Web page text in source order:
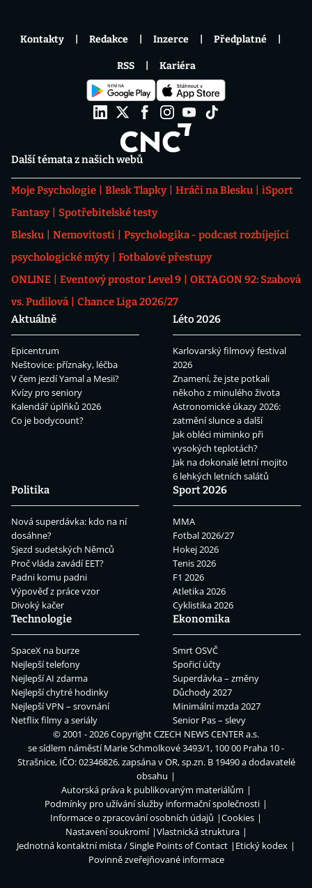
Další témata z našich webů
Moje Psychologie Blesk Tlapky Hráči na Blesku
iSport
Fantasy
Spotřebitelské testy
Blesku
Nemovitosti
Psychologika - podcast rozbíjející
psychologické mýty
Fotbalové přestupy
ONLINE
Eventový prostor Level 9
OKTAGON 92: Szabová
vs. Pudilová
Chance Liga 2026/27
Aktuálně
Epicentrum
Neštovice: příznaky, léčba
V čem jezdí Yamal a Mesii?
Kvízy pro seniory
Kalendář úplňků 2026
Co je bodycount?
Léto 2026
Karlovarský filmový festival
2026
Znamení, že jste potkali
někoho z minulého života
Astronomické úkazy 2026:
zatmění slunce a další
Jak obléci miminko při
vysokých teplotách?
Jak na dokonalé letní mojito
6 lehkých letních salátů
Politika
Nová superdávka: kdo na ní
dosáhne?
Sjezd sudetských Němců
Proč vláda zavádí EET?
Padni komu padni
Výpověď z práce vzor
Divoký kačer
Sport 2026
MMA
Fotbal 2026/27
Hokej 2026
Tenis 2026
F1 2026
Atletika 2026
Cyklistika 2026
Technologie
SpaceX na burze
Nejlepší telefony
Nejlepší AI zdarma
Nejlepší chytré hodinky
Nejlepší VPN – srovnání
Netflix filmy a seriály
Ekonomika
Smrt OSVČ
Spořicí účty
Superdávka – změny
Důchody 2027
Minimální mzda 2027
Senior Pas – slevy
Kontakty Redakce Inzerce Předplatné
RSS Kariéra
© 2001 - 2026 CopyrightCZECH NEWS CENTER a.s.
se sídlem náměstí Marie Schmolkové 3493/1, 100 00 Praha 10 -
Strašnice, IČO: 02346826, zapsána v OR, sp.zn. B 19490 a dodavatelé
obsahu
Autorská práva k publikovaným materiálům
Podmínky pro užívání služby informační společnosti
Informace o zpracování osobních údajů
Cookies
Nastavení soukromí
Vlastnická struktura
Jednotná kontaktní místa / Single Points of Contact
Etický kodex
Povinně zveřejňované informace